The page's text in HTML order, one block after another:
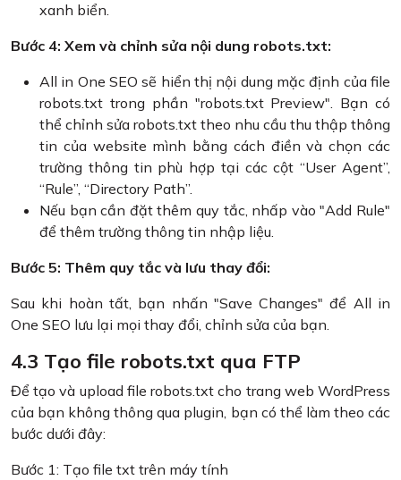
xanh biển.
Bước 4: Xem và chỉnh sửa nội dung robots.txt:
All in One SEO sẽ hiển thị nội dung mặc định của file
robots.txt trong phần "robots.txt Preview". Bạn có
thể chỉnh sửa robots.txt theo nhu cầu thu thập thông
tin của website mình bằng cách điền và chọn các
trường thông tin phù hợp tại các cột “User Agent”,
“Rule”, “Directory Path”.
Nếu bạn cần đặt thêm quy tắc, nhấp vào "Add Rule"
để thêm trường thông tin nhập liệu.
Bước 5: Thêm quy tắc và lưu thay đổi:
Sau khi hoàn tất, bạn nhấn "Save Changes" để All in
One SEO lưu lại mọi thay đổi, chỉnh sửa của bạn.
4.3 Tạo file robots.txt qua FTP
Để tạo và upload file robots.txt cho trang web WordPress
của bạn không thông qua plugin, bạn có thể làm theo các
bước dưới đây:
Bước 1: Tạo file txt trên máy tính